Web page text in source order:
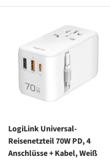
LogiLink Universal-
Reisenetzteil 70W PD, 4
Anschlüsse + Kabel, Weiß